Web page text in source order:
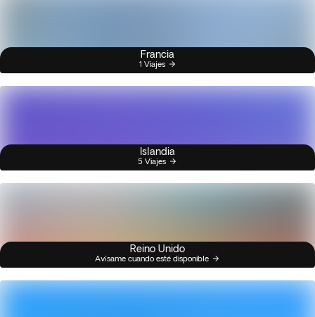
Francia
1 Viajes
Islandia
5 Viajes
Reino Unido
Avísame cuando esté disponible